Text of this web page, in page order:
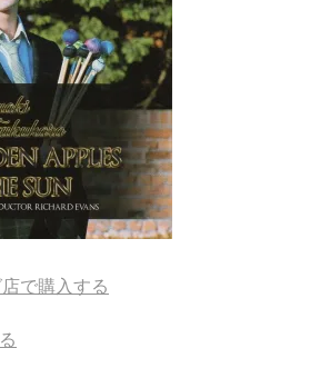
で購入する